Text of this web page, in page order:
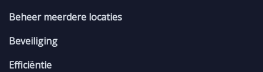
Beheer meerdere locaties
Beveiliging
Efficiëntie